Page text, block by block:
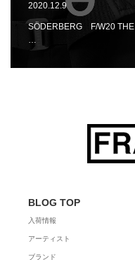
2020.12.9
SÖDERBERG F/W20 THE
…
BLOG TOP
入荷情報
アーティスト
ブランド